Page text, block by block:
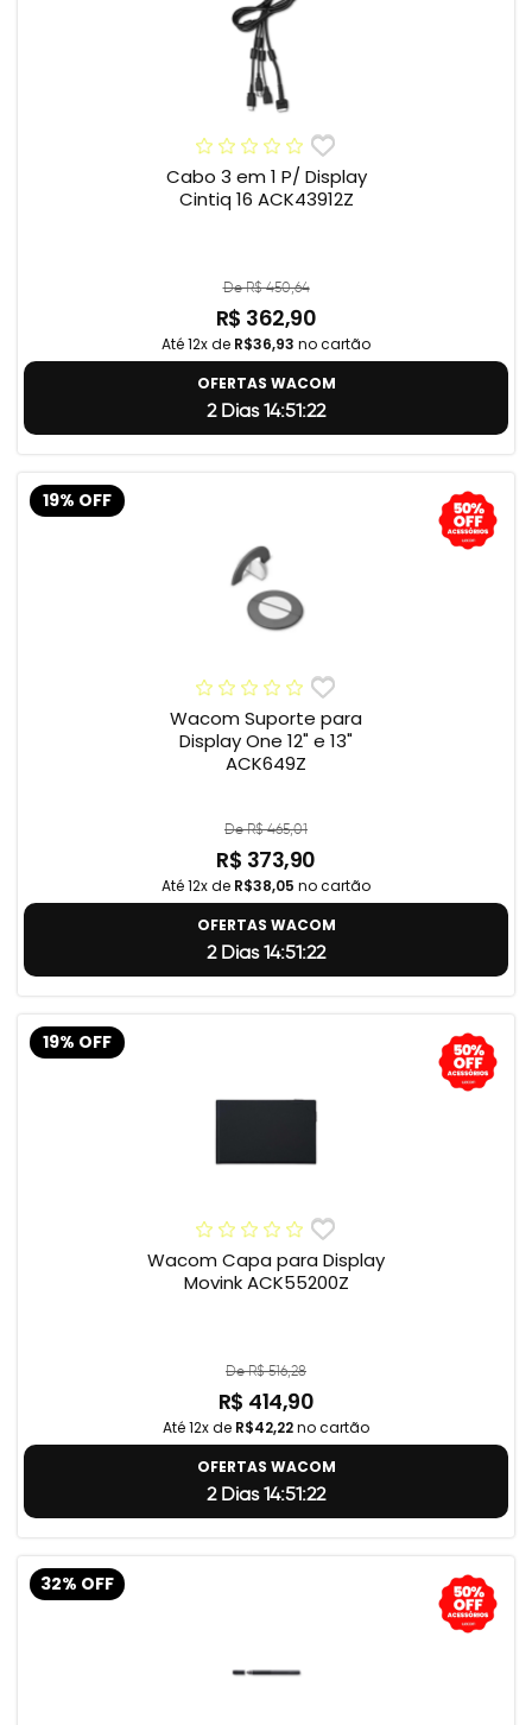
Cabo 3 em 1 P/ Display
Cintiq 16 ACK43912Z
De R$ 450,64
R$ 362,90
Até 12x de R$36,93 no cartão
OFERTAS WACOM
2 Dias 14:51:22
19% OFF
Wacom Suporte para
Display One 12" e 13"
ACK649Z
De R$ 465,01
R$ 373,90
Até 12x de R$38,05 no cartão
OFERTAS WACOM
2 Dias 14:51:22
19% OFF
Wacom Capa para Display
Movink ACK55200Z
De R$ 516,28
R$ 414,90
Até 12x de R$42,22no cartão
OFERTAS WACOM
2 Dias 14:51:22
32% OFF